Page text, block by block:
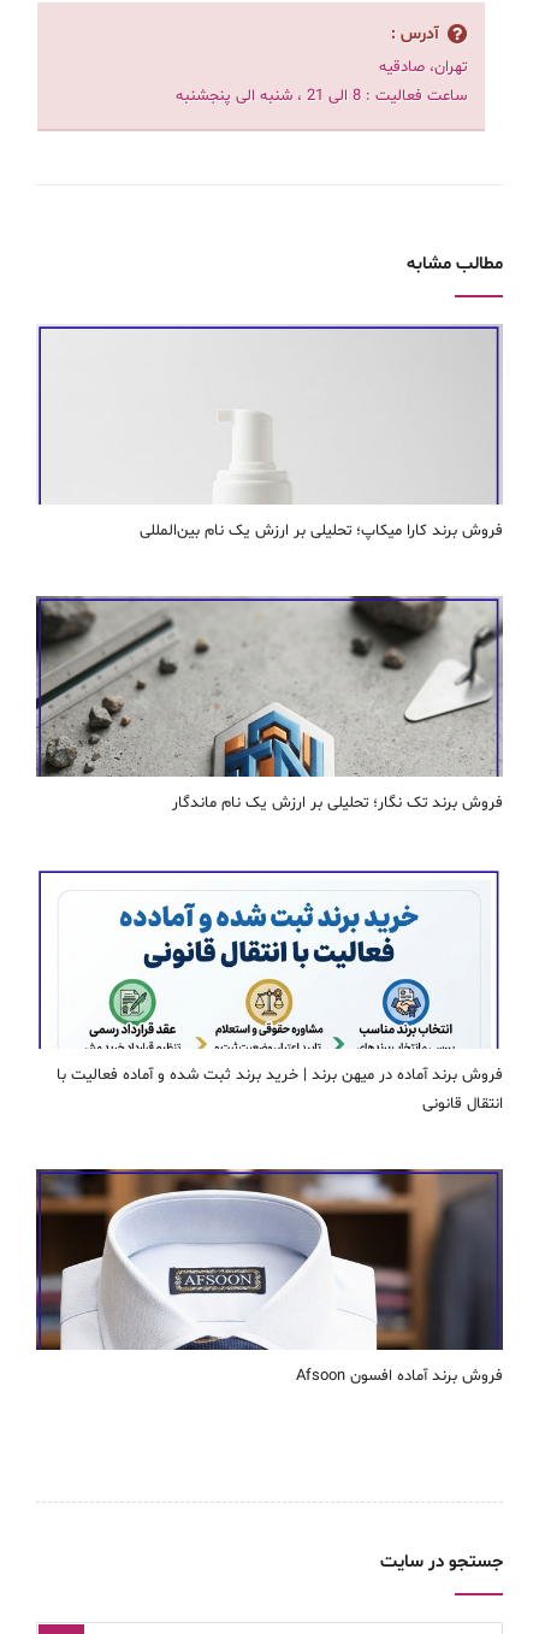
آدرس :
تهران، صادقیه
ساعت فعالیت : 8 الی 21 ، شنبه الی پنجشنبه
مطالب مشابه
فروش برند کارا ميكاپ؛ تحلیلی بر ارزش یک نام بین‌المللی
فروش برند تک نگار؛ تحلیلی بر ارزش یک نام ماندگار
فروش برند آماده در میهن برند | خرید برند ثبت شده و آماده فعالیت با
انتقال قانونی
فروش برند آماده افسون Afsoon
جستجو در سایت